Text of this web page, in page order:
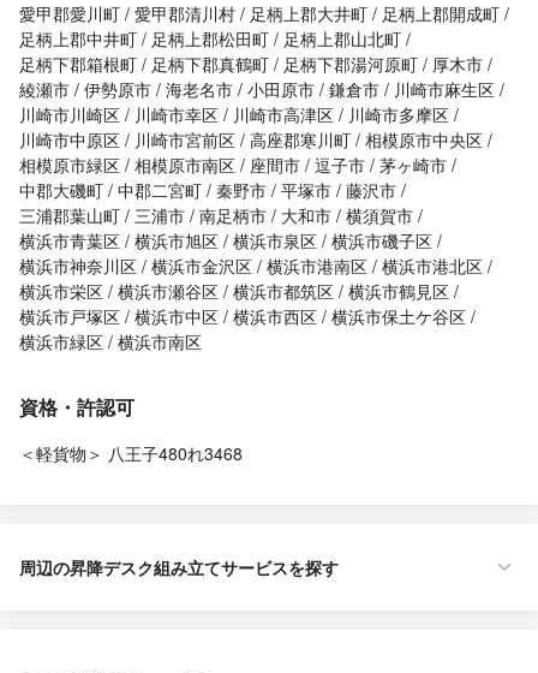
愛甲郡愛川町 愛甲郡清川村 足柄上郡大井町
足柄上郡開成町
足柄上郡中井町
足柄上郡松田町
足柄上郡山北町
足柄下郡箱根町
足柄下郡真鶴町 足柄下郡湯河原町
厚木市
綾瀬市 伊勢原市 海老名市 小田原市 鎌倉市
川崎市麻生区
川崎市川崎区
川崎市幸区 川崎市高津区
川崎市多摩区
川崎市中原区
川崎市宮前区 高座郡寒川町 相模原市中央区
相模原市緑区 相模原市南区 座間市 逗子市 茅ヶ崎市
中郡大磯町 中郡二宮町 秦野市 平塚市 藤沢市
三浦郡葉山町 三浦市 南足柄市 大和市 横須賀市
横浜市青葉区 横浜市旭区 横浜市泉区 横浜市磯子区
横浜市神奈川区 横浜市金沢区 横浜市港南区 横浜市港北区
横浜市栄区 横浜市瀬谷区 横浜市都筑区 横浜市鶴見区
横浜市戸塚区 横浜市中区 横浜市西区 横浜市保土ケ谷区
横浜市緑区 横浜市南区
資格・許認可
＜軽貨物＞ 八王子480れ3468
周辺の昇降デスク組み立てサービスを探す